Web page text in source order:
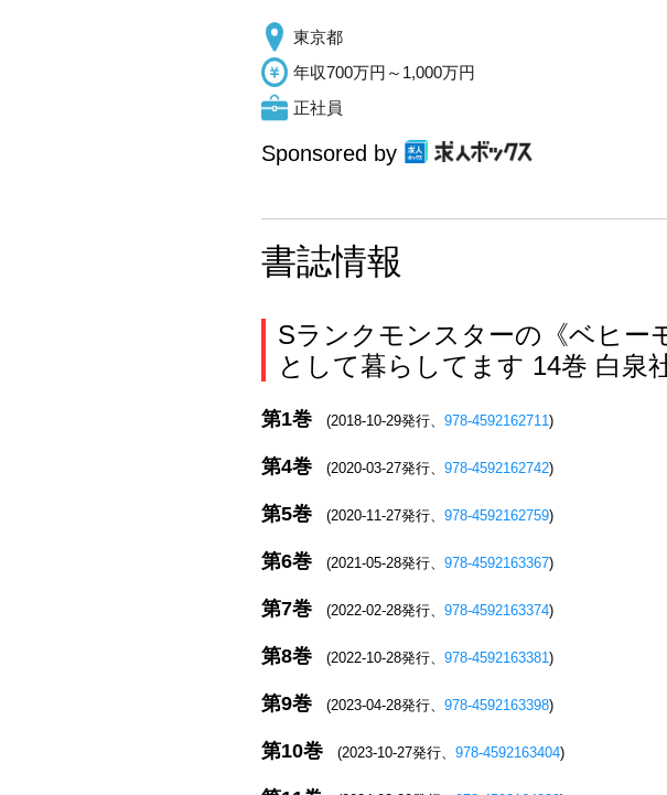
東京都
年収700万円～1,000万円
正社員
Sponsored by
書誌情報
Sランクモンスターの《ベヒー
として暮らしてます 14巻 白泉
第1巻 (2018-10-29発行、 978-4592162711)
第4巻 (2020-03-27発行、 978-4592162742)
第5巻 (2020-11-27発行、 978-4592162759)
第6巻 (2021-05-28発行、 978-4592163367)
第7巻 (2022-02-28発行、 978-4592163374)
第8巻 (2022-10-28発行、 978-4592163381)
第9巻 (2023-04-28発行、 978-4592163398)
第10巻 (2023-10-27発行、 978-4592163404)